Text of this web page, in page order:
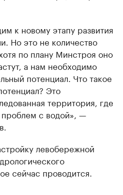
к новому этапу развития
Но это не количество
по плану Минстроя оно
а нам необходимо
потенциал. Что такое
Это
территория, где
с водой», —
левобережной
сейчас проводится.